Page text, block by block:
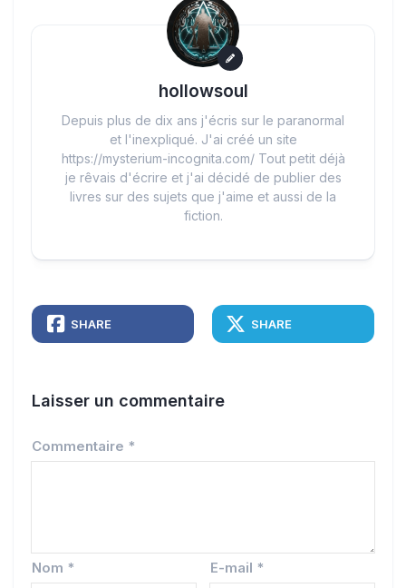
hollowsoul
Depuis plus de dix ans j'écris sur le paranormal
et l'inexpliqué. J'ai créé un site
https://mysterium-incognita.com/ Tout petit déjà
je rêvais d'écrire et j'ai décidé de publier des
livres sur des sujets que j'aime et aussi de la
fiction.
SHARE SHARE
Laisser un commentaire
Commentaire *
Nom * E-mail *